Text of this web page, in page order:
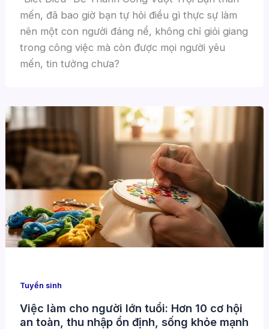
mến, đã bao giờ bạn tự hỏi điều gì thực sự làm
nên một con người đáng nể, không chỉ giỏi giang
trong công việc mà còn được mọi người yêu
mến, tin tưởng chưa?
Tuyển sinh
Việc làm cho người lớn tuổi: Hơn 10 cơ hội
an toàn, thu nhập ổn định, sống khỏe mạnh